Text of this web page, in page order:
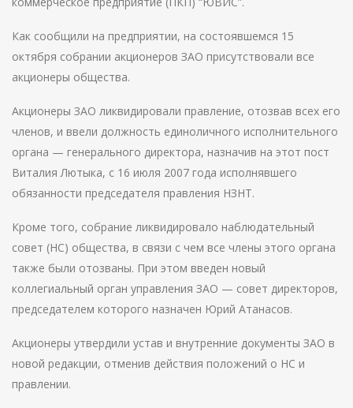
Как сообщили на предприятии, на состоявшемся 15
октября собрании акционеров ЗАО присутствовали все
акционеры общества.
Акционеры ЗАО ликвидировали правление, отозвав всех его
членов, и ввели должность единоличного исполнительного
органа — генерального директора, назначив на этот пост
Виталия Лютыка, с 16 июля 2007 года исполнявшего
обязанности председателя правления НЗНТ.
Кроме того, собрание ликвидировало наблюдательный
совет (НС) общества, в связи с чем все члены этого органа
также были отозваны. При этом введен новый
коллегиальный орган управления ЗАО — совет директоров,
председателем которого назначен Юрий Атанасов.
Акционеры утвердили устав и внутренние документы ЗАО в
новой редакции, отменив действия положений о НС и
правлении.